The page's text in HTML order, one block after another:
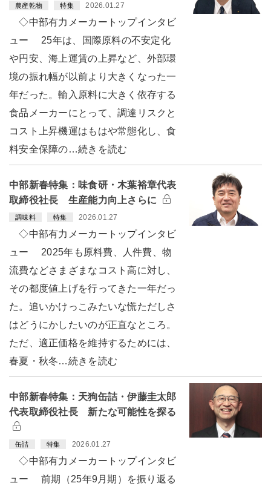
農産乾物 特集 2026.01.27
◇中部有力メーカートップインタビ
ュー 25年は、国際原料の不安定化
や円安、海上運賃の上昇など、外部環
境の振れ幅が以前より大きくなった一
年だった。輸入原料に大きく依存する
食品メーカーにとって、調達リスクと
コスト上昇機運はもはや常態化し、食
料安全保障の…続きを読む
中部新春特集：味食研・木葉裕章代表
取締役社長 生産能力向上さらに
調味料 特集 2026.01.27
◇中部有力メーカートップインタビ
ュー 2025年も原料費、人件費、物
流費などさまざまなコスト高に対し、
その都度値上げを行ってきた一年だっ
た。追いかけっこみたいな慌ただしさ
はどうにかしたいのが正直なところ。
ただ、適正価格を維持するためには、
春夏・秋冬…続きを読む
中部新春特集：天狗缶詰・伊藤圭太郎
代表取締役社長 新たな可能性を探る
缶詰 特集 2026.01.27
◇中部有力メーカートップインタビ
ュー 前期（25年9月期）を振り返る